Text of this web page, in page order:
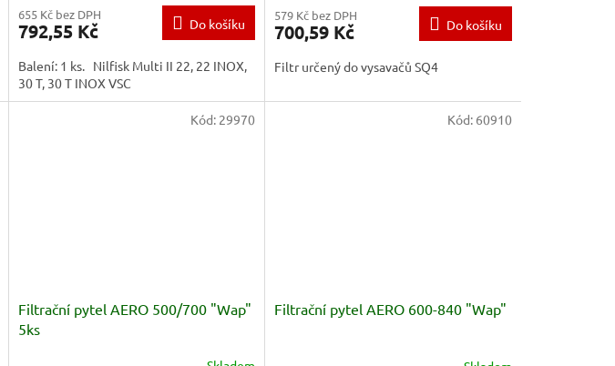
655 Kč bez DPH
792,55 Kč Do košíku
Balení: 1 ks. Nilfisk Multi II 22, 22 INOX,
30 T, 30 T INOX VSC
579 Kč bez DPH
700,59 Kč Do košíku
Filtr určený do vysavačů SQ4
Filtrační pytel AERO 500/700 "Wap"
5ks
Kód: 29970
Filtrační pytel AERO 600-840 "Wap"
Kód: 60910